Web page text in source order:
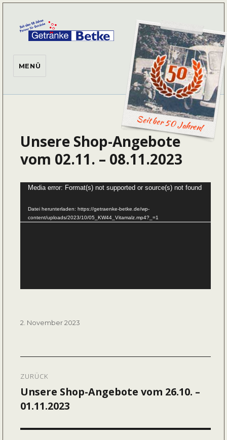
Seit ber 50 Jahren!
MENÜ
Unsere Shop-Angebote
vom 02.11. – 08.11.2023
Video-
Media error: Format(s) not supported or source(s) not found
Datei herunterladen: https://getraenke-betke.de/wp-
content/uploads/2023/10/05_KW44_Vitamalz.mp4?_=1
Veröffentlicht
2. November 2023
ZURÜCK
Vorheriger
Beitrag:
Unsere Shop-Angebote vom 26.10. –
01.11.2023